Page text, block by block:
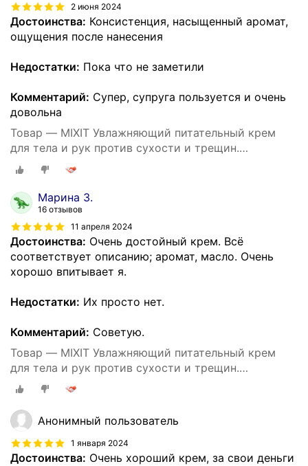
2 июня 2024
Достоинства: Консистенция, насыщенный аромат,
ощущения после нанесения
Недостатки: Пока что не заметили
Комментарий: Супер, супруга пользуется и очень
довольна
Товар — MIXIT Увлажняющий питательный крем
для тела и рук против сухости и трещин.
Восстанавливающее средство для ухода за кожей
тела c пантенолом и маслом виноградных косточек
SUPER FOOD
Марина З.
16 отзывов
11 апреля 2024
Достоинства: Очень достойный крем. Всё
соответствует описанию; аромат, масло. Очень
хорошо впитывает я.
Недостатки: Их просто нет.
Комментарий: Советую.
Товар — MIXIT Увлажняющий питательный крем
для тела и рук против сухости и трещин.
Восстанавливающее средство для ухода за кожей
тела c пантенолом и маслом виноградных косточек
SUPER FOOD
Анонимный пользователь
1 января 2024
Достоинства: Очень хороший крем, за свои деньги